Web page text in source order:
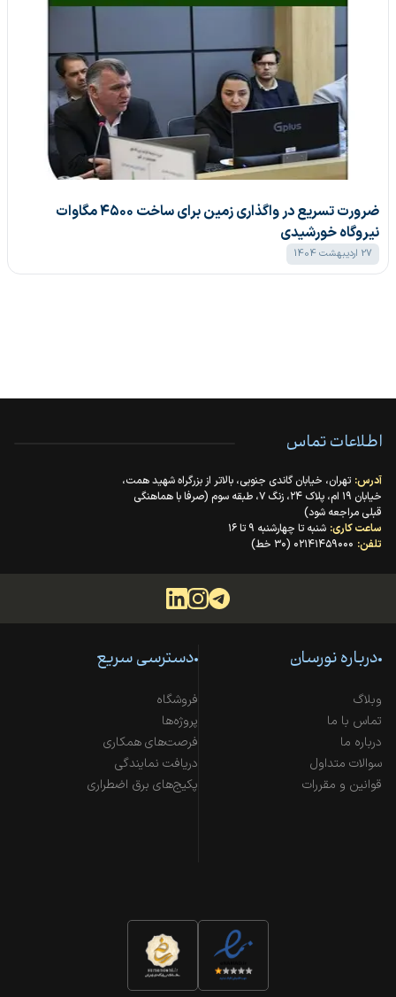
ضرورت تسریع در واگذاری زمین برای ساخت ۴۵۰۰ مگاوات
نیروگاه خورشیدی
27 اردیبهشت 1404
اطلاعات تماس
آدرس: تهران، خیابان گاندی جنوبی، بالاتر از بزرگراه شهید همت،
خیابان ۱۹ ام، پلاک ۲۴، زنگ ۷، طبقه سوم (صرفا با هماهنگی
قبلی مراجعه شود)
ساعت کاری: شنبه تا چهارشنبه ۹ تا ۱۶
تلفن: ۰۲۱۴۱۴۵۹۰۰۰ (۳۰ خط)
درباره نورسان
وبلاگ
تماس با ما
درباره ما
سوالات متداول
قوانین و مقررات
دسترسی سریع
فروشگاه
پروژه‌ها
فرصت‌های همکاری
دریافت نمایندگی
پکیج‌های برق اضطراری